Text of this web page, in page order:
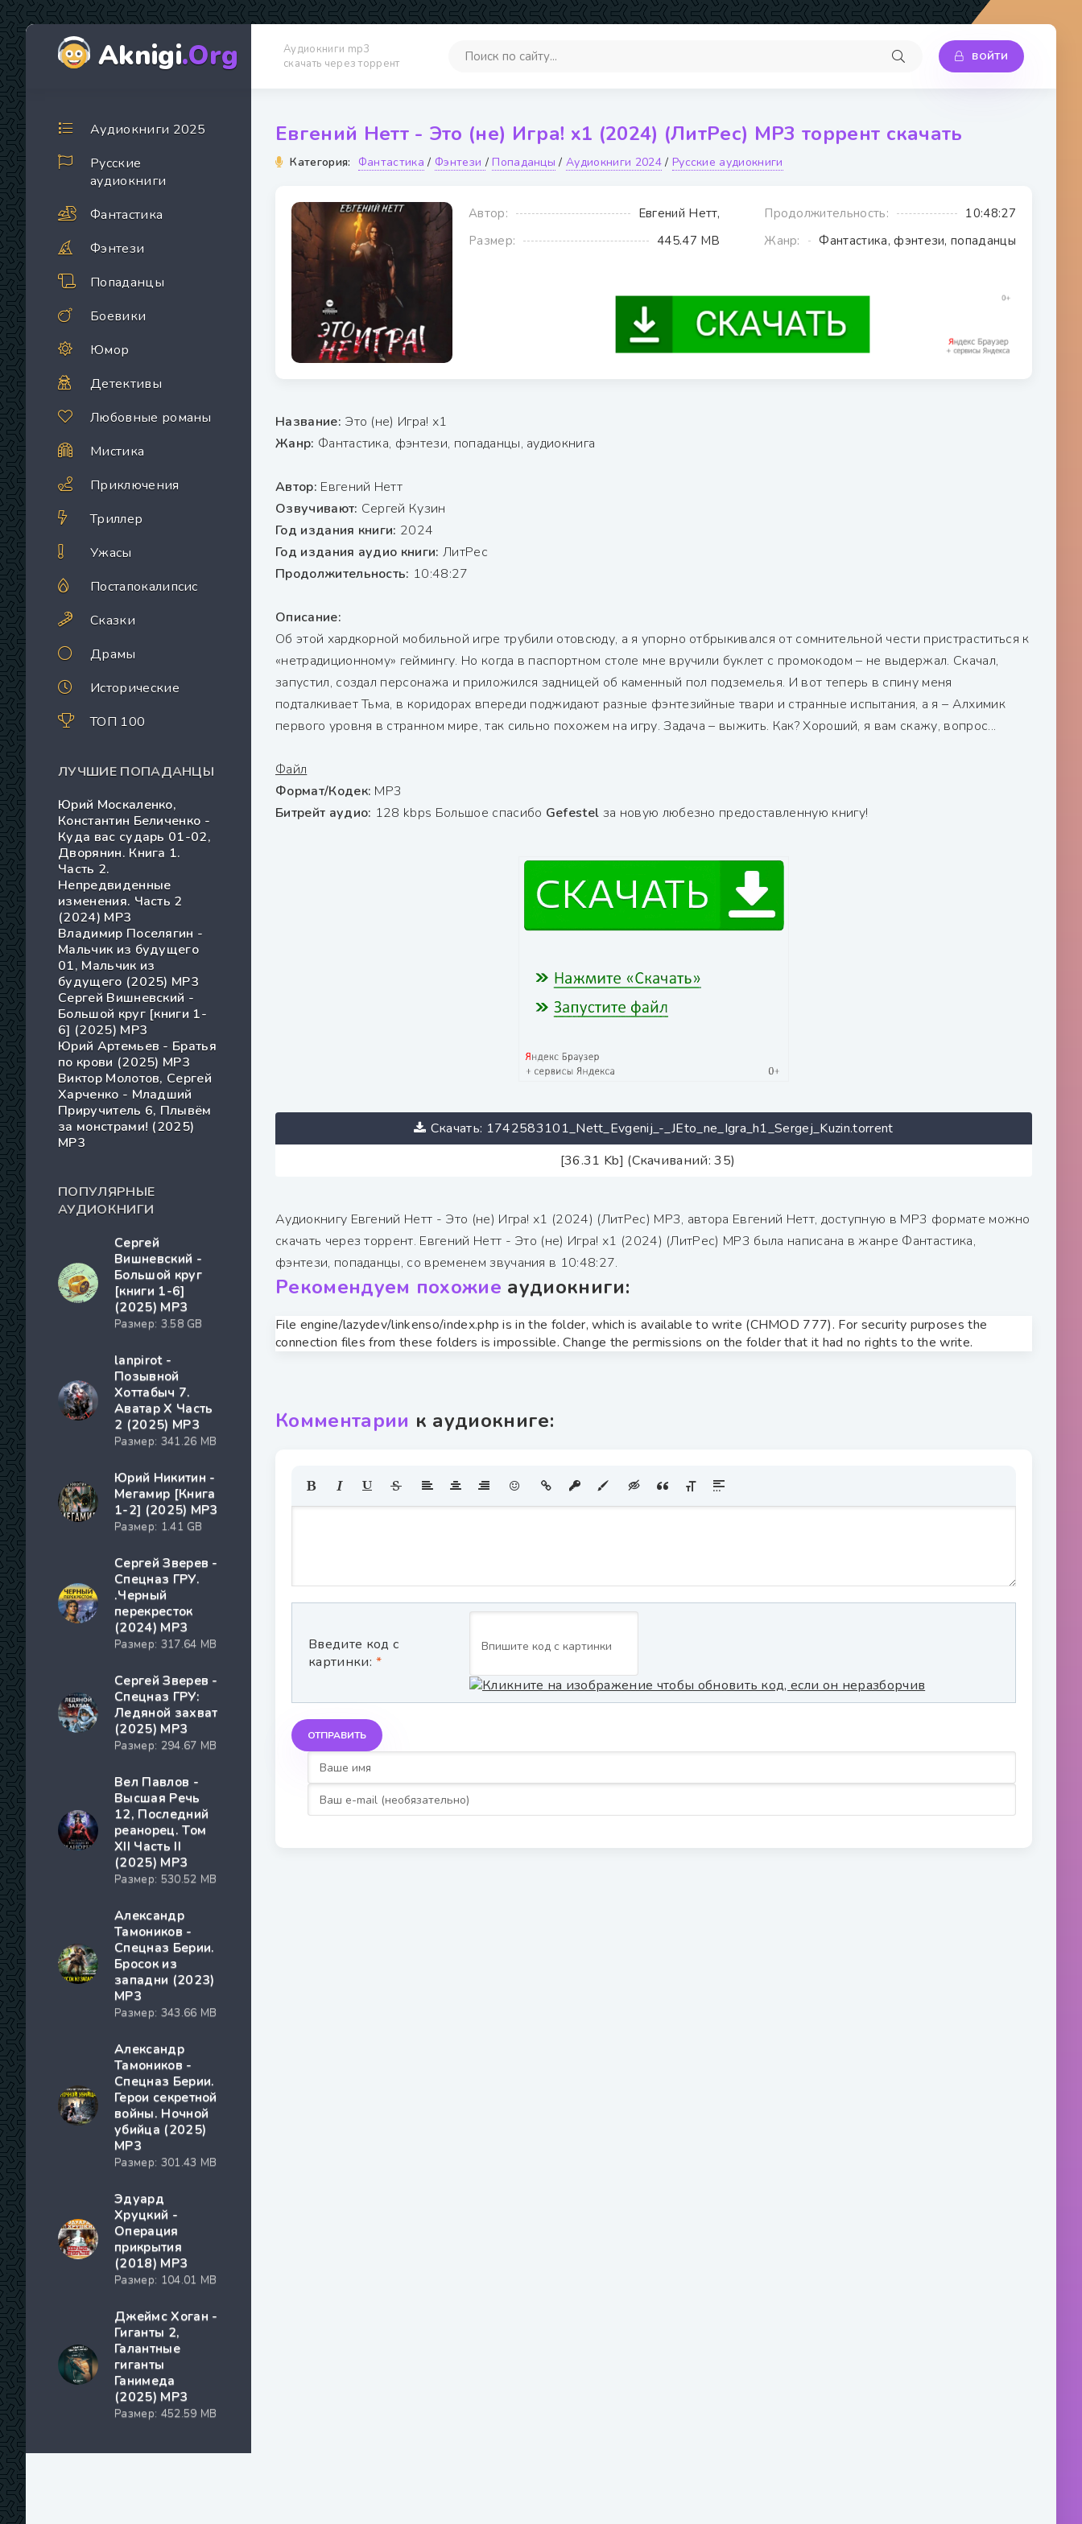
Aknigi.Org
Аудиокниги mp3
скачать через торрент
ВОЙТИ
Аудиокниги 2025
Русские
аудиокниги
Фантастика
Фэнтези
Попаданцы
Боевики
Юмор
Детективы
Любовные романы
Мистика
Приключения
Триллер
Ужасы
Постапокалипсис
Сказки
Драмы
Исторические
ТОП 100
ЛУЧШИЕ ПОПАДАНЦЫ
Юрий Москаленко,
Константин Беличенко -
Куда вас сударь 01-02,
Дворянин. Книга 1.
Часть 2.
Непредвиденные
изменения. Часть 2
(2024) МР3
Владимир Поселягин -
Мальчик из будущего
01, Мальчик из
будущего (2025) МР3
Сергей Вишневский -
Большой круг [книги 1-
6] (2025) MP3
Юрий Артемьев - Братья
по крови (2025) МР3
Виктор Молотов, Сергей
Харченко - Младший
Приручитель 6, Плывём
за монстрами! (2025)
МР3
ПОПУЛЯРНЫЕ
АУДИОКНИГИ
Сергей
Вишневский -
Большой круг
[книги 1-6]
(2025) MP3
Размер: 3.58 GB
lanpirot -
Позывной
Хоттабыч 7.
Аватар Х Часть
2 (2025) МР3
Размер: 341.26 MB
Юрий Никитин -
Мегамир [Книга
1-2] (2025) MP3
Размер: 1.41 GB
Сергей Зверев -
Спецназ ГРУ.
.Черный
перекресток
(2024) МР3
Размер: 317.64 MB
Сергей Зверев -
Спецназ ГРУ:
Ледяной захват
(2025) МР3
Размер: 294.67 MB
Вел Павлов -
Высшая Речь
12, Последний
реанорец. Том
XII Часть II
(2025) МР3
Размер: 530.52 MB
Александр
Тамоников -
Спецназ Берии.
Бросок из
западни (2023)
МР3
Размер: 343.66 MB
Александр
Тамоников -
Спецназ Берии.
Герои секретной
войны. Ночной
убийца (2025)
МР3
Размер: 301.43 MB
Эдуард
Хруцкий -
Операция
прикрытия
(2018) MP3
Размер: 104.01 MB
Джеймс Хоган -
Гиганты 2,
Галантные
гиганты
Ганимеда
(2025) МР3
Размер: 452.59 MB
Евгений Нетт - Это (не) Игра! х1 (2024) (ЛитРес) МР3 торрент скачать
Категория: Фантастика / Фэнтези /Попаданцы /Аудиокниги 2024/ Русские аудиокниги
Автор: Евгений Нетт, Продолжительность:
10:48:27
Размер:
445.47 MB Жанр: Фантастика, фэнтези, попаданцы
Название: Это (не) Игра! х1
Жанр: Фантастика, фэнтези, попаданцы, аудиокнига
Автор: Евгений Нетт
Озвучивают: Сергей Кузин
Год издания книги: 2024
Год издания аудио книги:ЛитРес
Продолжительность: 10:48:27
Описание:
Об этой хардкорной мобильной игре трубили отовсюду, а я упорно отбрыкивался от сомнительной чести пристраститься к
«нетрадиционному» геймингу. Но когда в паспортном столе мне вручили буклет с промокодом – не выдержал. Скачал,
запустил, создал персонажа и приложился задницей об каменный пол подземелья. И вот теперь в спину меня
подталкивает Тьма, в коридорах впереди поджидают разные фэнтезийные твари и странные испытания, а я – Алхимик
первого уровня в странном мире, так сильно похожем на игру. Задача – выжить. Как? Хороший, я вам скажу, вопрос...
Файл
Формат/Кодек: МР3
Битрейт аудио: 128 kbps Большое спасибо Gefestel за новую любезно предоставленную книгу!
Скачать: 1742583101_Nett_Evgenij_-_JEto_ne_Igra_h1_Sergej_Kuzin.torrent
[36.31 Kb] (Скачиваний: 35)
Аудиокнигу Евгений Нетт - Это (не) Игра! х1 (2024) (ЛитРес) МР3, автора Евгений Нетт, доступную в MP3 формате можно
скачать через торрент. Евгений Нетт - Это (не) Игра! х1 (2024) (ЛитРес) МР3 была написана в жанре Фантастика,
фэнтези, попаданцы, со временем звучания в 10:48:27.
Рекомендуем похожие аудиокниги:
File engine/lazydev/linkenso/index.php is in the folder, which is available to write (CHMOD 777). For security purposes the
connection files from these folders is impossible. Change the permissions on the folder that it had no rights to the write.
Комментарии к аудиокниге:
Введите код с
картинки:
ОТПРАВИТЬ